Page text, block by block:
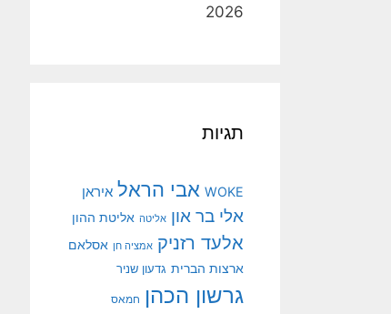
2026
תגיות
WOKE אבי הראל איראן
אלי בר און אליטה אליטת ההון
אלעד רזניק אמציה חן אסלאם
ארצות הברית גדעון שניר
גרשון הכהן חמאס